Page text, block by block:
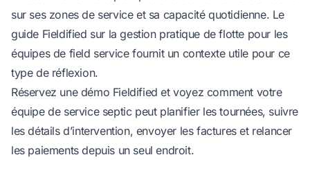
sur ses zones de service et sa capacité quotidienne. Le
guide Fieldified sur lagestion pratique de flotte pour les
équipes de field servicefournit un contexte utile pour ce
type de réflexion.
Réservez une démo Fieldified et voyez comment votre
équipe de service septic peut planifier les tournées, suivre
les détails d’intervention, envoyer les factures et relancer
les paiements depuis un seul endroit.